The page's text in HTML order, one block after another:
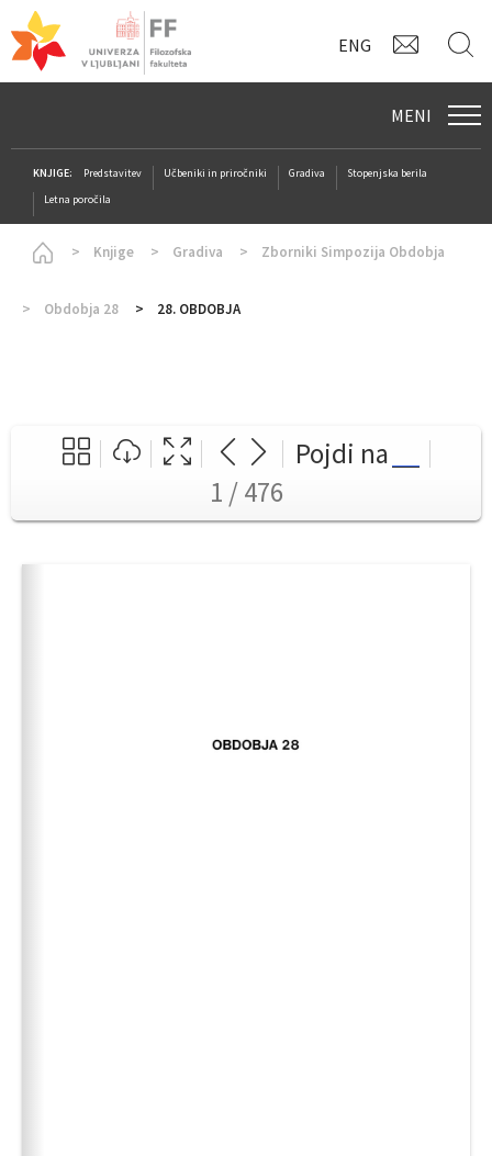
ENG
MENI
KNJIGE: Predstavitev Učbeniki in priročniki Gradiva
Stopenjska berila
Letna poročila
Homepage
Knjige Gradiva Zborniki Simpozija Obdobja
Obdobja 28 28. OBDOBJA
Pojdi na
1 / 476